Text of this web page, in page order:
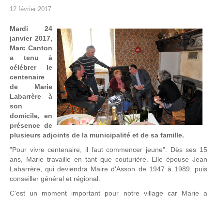
12 février 2017
Mardi 24
janvier 2017,
Marc Canton
a tenu à
célébrer le
centenaire
de Marie
Labarrère à
son
domicile, en
présence de
plusieurs adjoints de la municipalité et de sa famille.
"Pour vivre centenaire, il faut commencer jeune". Dès ses 15
ans, Marie travaille en tant que couturière. Elle épouse Jean
Labarrère, qui deviendra Maire d'Asson de 1947 à 1989, puis
conseiller général et régional.
C'est un moment important pour notre village car Marie a